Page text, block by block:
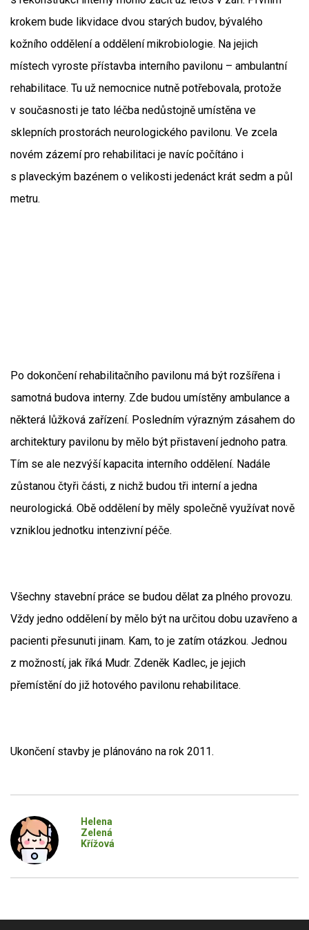
krokem bude likvidace dvou starých budov, bývalého
kožního oddělení a oddělení mikrobiologie. Na jejich
místech vyroste přístavba interního pavilonu – ambulantní
rehabilitace. Tu už nemocnice nutně potřebovala, protože
v současnosti je tato léčba nedůstojně umístěna ve
sklepních prostorách neurologického pavilonu. Ve zcela
novém zázemí pro rehabilitaci je navíc počítáno i
s plaveckým bazénem o velikosti jedenáct krát sedm a půl
metru.
Po dokončení rehabilitačního pavilonu má být rozšířena i
samotná budova interny. Zde budou umístěny ambulance a
některá lůžková zařízení. Posledním výrazným zásahem do
architektury pavilonu by mělo být přistavení jednoho patra.
Tím se ale nezvýší kapacita interního oddělení. Nadále
zůstanou čtyři části, z nichž budou tři interní a jedna
neurologická. Obě oddělení by měly společně využívat nově
vzniklou jednotku intenzivní péče.
Všechny stavební práce se budou dělat za plného provozu.
Vždy jedno oddělení by mělo být na určitou dobu uzavřeno a
pacienti přesunuti jinam. Kam, to je zatím otázkou. Jednou
z možností, jak říká Mudr. Zdeněk Kadlec, je jejich
přemístění do již hotového pavilonu rehabilitace.
Ukončení stavby je plánováno na rok 2011.
Helena
Zelená
Křížová